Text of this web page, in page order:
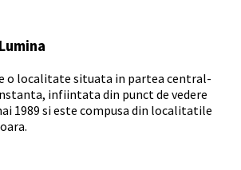
o localitate situata in partea central-
infiintata din punct de vedere
1989 si este compusa din localitatile